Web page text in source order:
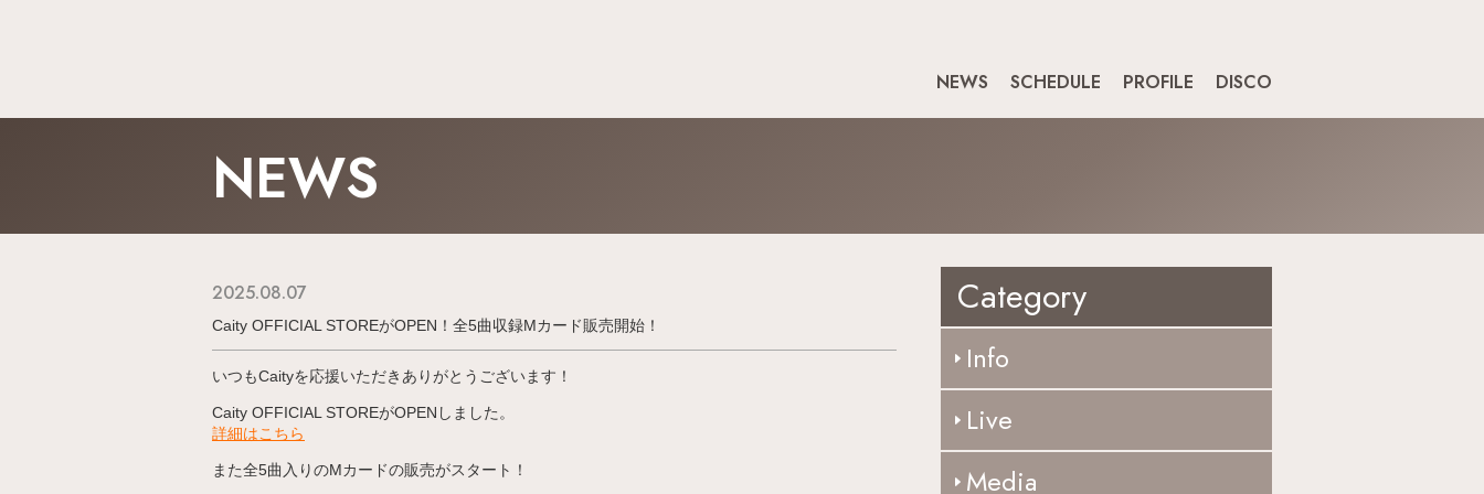
NEWS SCHEDULE PROFILE DISCO
NEWS
Category
Info
Live
Media
2025.08.07
Caity OFFICIAL STOREがOPEN！全5曲収録Mカード販売開始！
いつもCaityを応援いただきありがとうございます！
Caity OFFICIAL STOREがOPENしました。
詳細はこちら
また全5曲入りのMカードの販売がスタート！